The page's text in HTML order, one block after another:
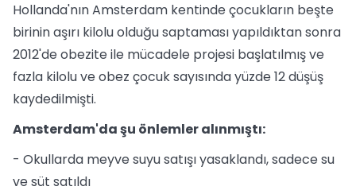
Hollanda'nın Amsterdam kentinde çocukların beşte
birinin aşırı kilolu olduğu saptaması yapıldıktan sonra
2012'de obezite ile mücadele projesi başlatılmış ve
fazla kilolu ve obez çocuk sayısında yüzde 12 düşüş
kaydedilmişti.
Amsterdam'da şu önlemler alınmıştı:
- Okullarda meyve suyu satışı yasaklandı, sadece su
ve süt satıldı